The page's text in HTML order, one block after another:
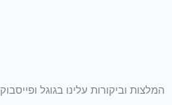
המלצות וביקורות עלינו בגוגל ופייסבוק